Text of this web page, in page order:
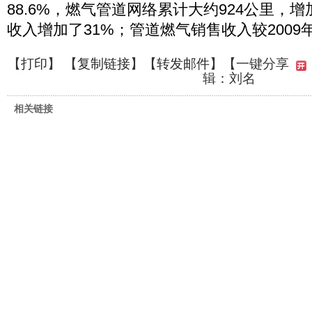
88.6%，燃气管道网络累计大约924公里，增
收入增加了31%；管道燃气销售收入较2009
【打印】 【复制链接】【转发邮件】
【一键分享
辑：刘名
相关链接